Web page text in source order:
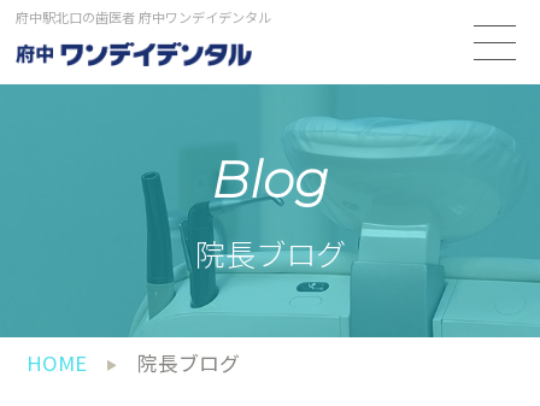
府中駅北口の歯医者 府中ワンデイデンタル
Blog
院長ブログ
HOME 院長ブログ